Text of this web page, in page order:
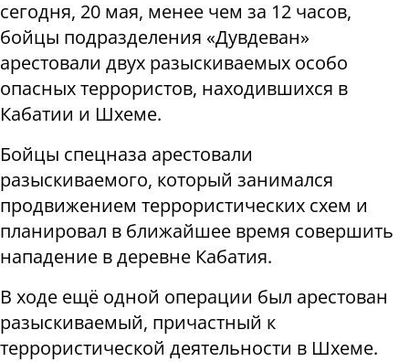
сегодня, 20 мая, менее чем за 12 часов,
бойцы подразделения «Дувдеван»
арестовали двух разыскиваемых особо
опасных террористов, находившихся в
Кабатии и Шхеме.
Бойцы спецназа арестовали
разыскиваемого, который занимался
продвижением террористических схем и
планировал в ближайшее время совершить
нападение в деревне Кабатия.
В ходе ещё одной операции был арестован
разыскиваемый, причастный к
террористической деятельности в Шхеме.